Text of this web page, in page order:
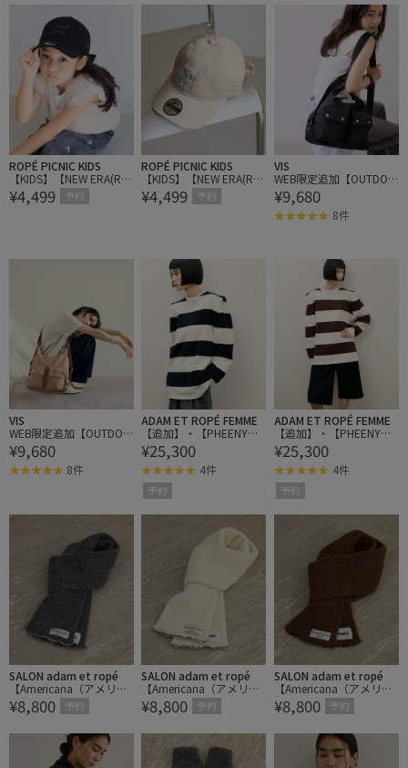
ROPÉ PICNIC KIDS
【KIDS】【NEW ERA(R)
別注】920CS HEARTLOG
O BACKRIBBON CAP
¥4,499 予約
ROPÉ PICNIC KIDS
【KIDS】【NEW ERA(R)
別注】920CS HEARTLOG
O BACKRIBBON CAP
¥4,499 予約
VIS
WEB限定追加【OUTDOO
R PRODUCTS】VIS別注
マルチウェイショルダー
バッグ
¥9,680
8件
VIS
WEB限定追加【OUTDOO
R PRODUCTS】VIS別注
マルチウェイショルダー
バッグ
¥9,680
8件
ADAM ET ROPÉ FEMME
【追加】・【PHEENY
（フィーニー）】別注 H
eavy weight border tuck
ed sleeve
¥25,300
4件
予約
ADAM ET ROPÉ FEMME
【追加】・【PHEENY
（フィーニー）】別注 H
eavy weight border tuck
ed sleeve
¥25,300
4件
予約
SALON adam et ropé
【Americana（アメリカ
ーナ）】TEMBEA別注ベ
ビーアルパカ マフラー
¥8,800 予約
SALON adam et ropé
【Americana（アメリカ
ーナ）】TEMBEA別注ベ
ビーアルパカ マフラー
¥8,800 予約
SALON adam et ropé
【Americana（アメリカ
ーナ）】TEMBEA別注ベ
ビーアルパカ マフラー
¥8,800 予約